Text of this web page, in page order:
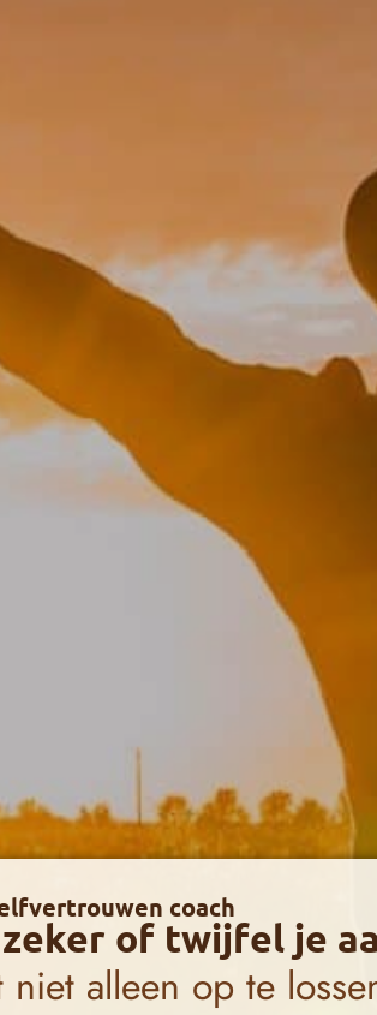
coach​
of twijfel je
niet alleen op te